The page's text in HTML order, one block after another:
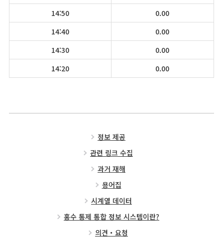
14:50
0.00
14:40
0.00
14:30
0.00
14:20
0.00
정보 제공
관련 링크 수집
과거 재해
용어집
시계열 데이터
홍수 통제 통합 정보 시스템이란?
의견・요청